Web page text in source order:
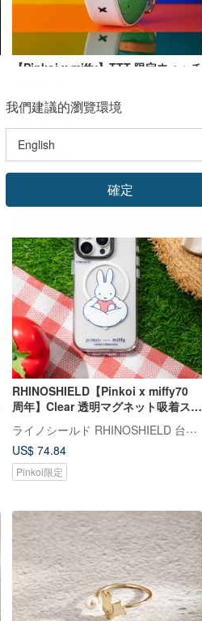
【Pinkoi x miffy】TTT 限定ウォッチ
Anicorn Watches
US$ 134.66
Pinkoi限定
RHINOSHIELD【Pinkoi x miffy70
周年】Clear 透明マグネット吸着スマ
ライノシールド RHINOSHIELD 台湾公式ストア
US$ 74.84
Pinkoi限定
我們建議的瀏覽環境
確定